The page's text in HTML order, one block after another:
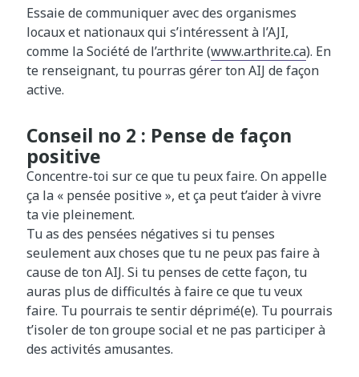
Essaie de communiquer avec des organismes
locaux et nationaux qui s’intéressent à l’AJI,
comme la Société de l’arthrite (www.arthrite.ca). En
te renseignant, tu pourras gérer ton AIJ de façon
active.
Conseil no 2 : Pense de façon
positive
Concentre-toi sur ce que tu peux faire. On appelle
ça la « pensée positive », et ça peut t’aider à vivre
ta vie pleinement.
Tu as des pensées négatives si tu penses
seulement aux choses que tu ne peux pas faire à
cause de ton AIJ. Si tu penses de cette façon, tu
auras plus de difficultés à faire ce que tu veux
faire. Tu pourrais te sentir déprimé(e). Tu pourrais
t’isoler de ton groupe social et ne pas participer à
des activités amusantes.